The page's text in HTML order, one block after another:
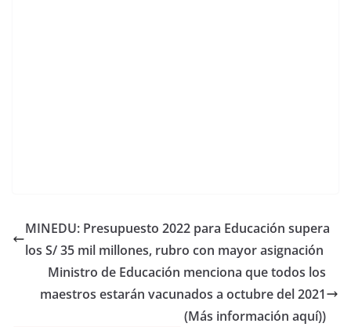
MINEDU: Presupuesto 2022 para Educación supera
los S/ 35 mil millones, rubro con mayor asignación
Ministro de Educación menciona que todos los
maestros estarán vacunados a octubre del 2021
(Más información aquí))